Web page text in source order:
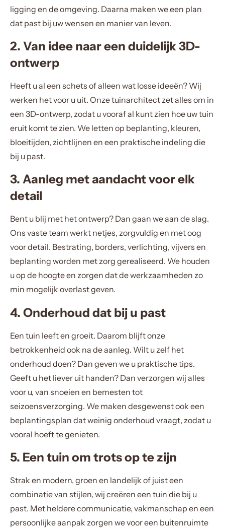
ligging en de omgeving. Daarna maken we een plan
dat past bij uw wensen en manier van leven.
2. Van idee naar een duidelijk 3D-
ontwerp
Heeft u al een schets of alleen wat losse ideeën? Wij
werken het voor u uit. Onze tuinarchitect zet alles om in
een 3D-ontwerp, zodat u vooraf al kunt zien hoe uw tuin
eruit komt te zien. We letten op beplanting, kleuren,
bloeitijden, zichtlijnen en een praktische indeling die
bij u past.
3. Aanleg met aandacht voor elk
detail
Bent u blij met het ontwerp? Dan gaan we aan de slag.
Ons vaste team werkt netjes, zorgvuldig en met oog
voor detail. Bestrating, borders, verlichting, vijvers en
beplanting worden met zorg gerealiseerd. We houden
u op de hoogte en zorgen dat de werkzaamheden zo
min mogelijk overlast geven.
4. Onderhoud dat bij u past
Een tuin leeft en groeit. Daarom blijft onze
betrokkenheid ook na de aanleg. Wilt u zelf het
onderhoud doen? Dan geven we u praktische tips.
Geeft u het liever uit handen? Dan verzorgen wij alles
voor u, van snoeien en bemesten tot
seizoensverzorging. We maken desgewenst ook een
beplantingsplan dat weinig onderhoud vraagt, zodat u
vooral hoeft te genieten.
5. Een tuin om trots op te zijn
Strak en modern, groen en landelijk of juist een
combinatie van stijlen, wij creëren een tuin die bij u
past. Met heldere communicatie, vakmanschap en een
persoonlijke aanpak zorgen we voor een buitenruimte